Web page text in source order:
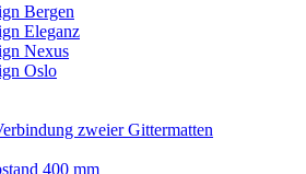
Bergen
Eleganz
Nexus
Oslo
zweier Gittermatten
400 mm